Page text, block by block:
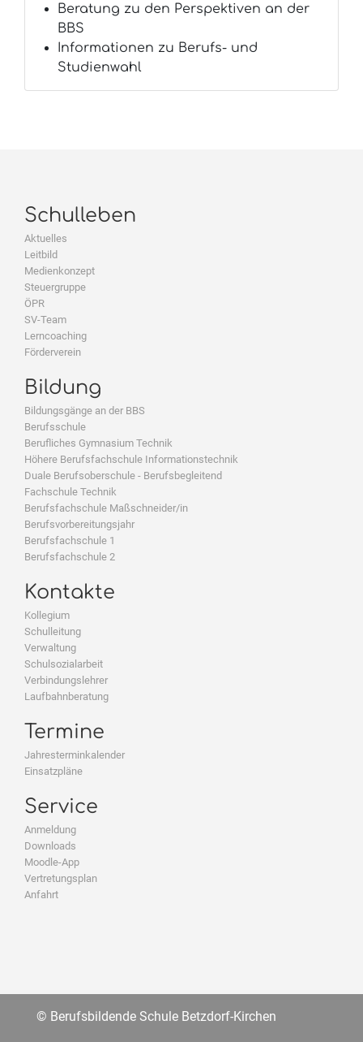
Beratung zu den Perspektiven an der
BBS
Informationen zu Berufs- und
Studienwahl
Schulleben
Aktuelles
Leitbild
Medienkonzept
Steuergruppe
ÖPR
SV-Team
Lerncoaching
Förderverein
Bildung
Bildungsgänge an der BBS
Berufsschule
Berufliches Gymnasium Technik
Höhere Berufsfachschule Informationstechnik
Duale Berufsoberschule - Berufsbegleitend
Fachschule Technik
Berufsfachschule Maßschneider/in
Berufsvorbereitungsjahr
Berufsfachschule 1
Berufsfachschule 2
Kontakte
Kollegium
Schulleitung
Verwaltung
Schulsozialarbeit
Verbindungslehrer
Laufbahnberatung
Termine
Jahresterminkalender
Einsatzpläne
Service
Anmeldung
Downloads
Moodle-App
Vertretungsplan
Anfahrt
© Berufsbildende Schule Betzdorf-Kirchen